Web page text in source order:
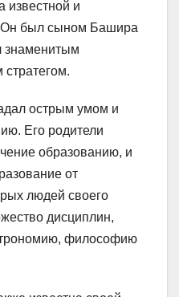
известной и
Он был сыном Башира
знаменитым
острым умом и
Его родители
образованию, и
от
людей своего
дисциплин,
философию